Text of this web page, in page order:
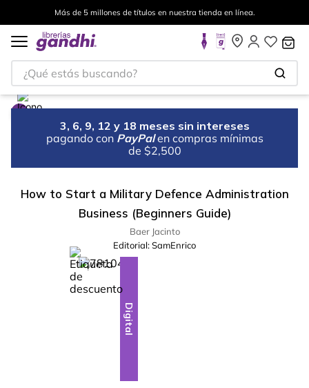
Más de 5 millones de títulos en nuestra tienda en línea.
¿Qué estás buscando?
3, 6, 9, 12 y 18 meses sin intereses
pagando con PayPal en compras mínimas
de $2,500
How to Start a Military Defence Administration
Business (Beginners Guide)
Baer Jacinto
Editorial:SamEnrico
-28%
Digital